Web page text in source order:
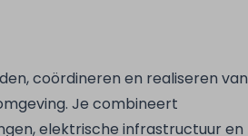
coördineren en realiseren van
Je combineert
elektrische infrastructuur en